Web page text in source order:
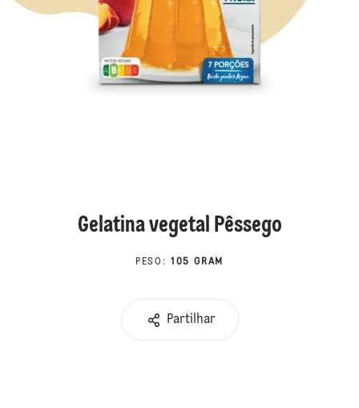
Gelatina vegetal Pêssego
PESO : 105 GRAM
Partilhar